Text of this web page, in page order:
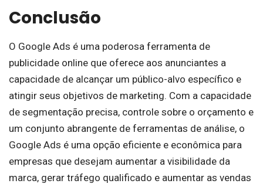
Conclusão
O Google Ads é uma poderosa ferramenta de
publicidade online que oferece aos anunciantes a
capacidade de alcançar um público-alvo específico e
atingir seus objetivos de marketing. Com a capacidade
de segmentação precisa, controle sobre o orçamento e
um conjunto abrangente de ferramentas de análise, o
Google Ads é uma opção eficiente e econômica para
empresas que desejam aumentar a visibilidade da
marca, gerar tráfego qualificado e aumentar as vendas